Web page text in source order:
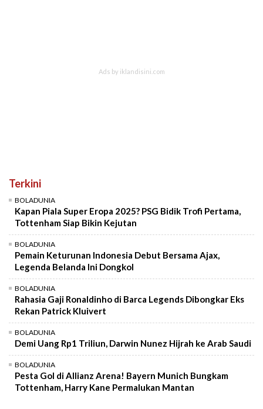
Terkini
BOLADUNIA
Kapan Piala Super Eropa 2025? PSG Bidik Trofi Pertama,
Tottenham Siap Bikin Kejutan
BOLADUNIA
Pemain Keturunan Indonesia Debut Bersama Ajax,
Legenda Belanda Ini Dongkol
BOLADUNIA
Rahasia Gaji Ronaldinho di Barca Legends Dibongkar Eks
Rekan Patrick Kluivert
BOLADUNIA
Demi Uang Rp1 Triliun, Darwin Nunez Hijrah ke Arab Saudi
BOLADUNIA
Pesta Gol di Allianz Arena! Bayern Munich Bungkam
Tottenham, Harry Kane Permalukan Mantan